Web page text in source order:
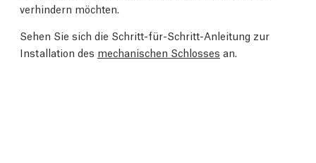
verhindern möchten.
Sehen Sie sich die Schritt-für-Schritt-Anleitung zur
Installation des mechanischen Schlosses an.